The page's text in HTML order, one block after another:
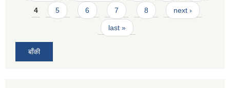
4 5 6 7 8 next ›
last »
बाँकी